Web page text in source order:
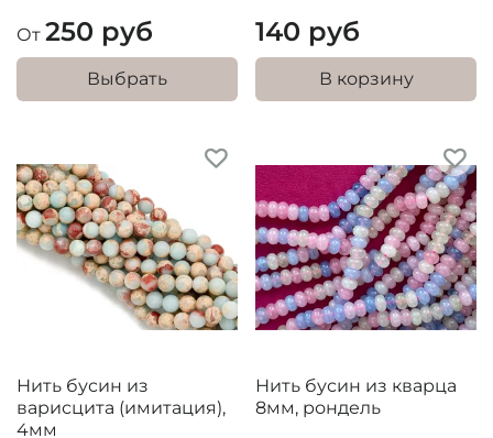
От 250 руб
Выбрать
140 руб
В корзину
Нить бусин из
варисцита (имитация),
4мм
Нить бусин из кварца
8мм, рондель